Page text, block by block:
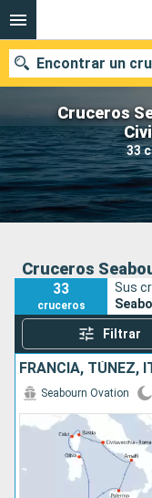
Cruceros
33
Encontrar un
Nuestros destinos
Fecha de salida
Cruceros
33
cruceros
Sus
Filtrar
FRANCIA, TÚNEZ,
Seabourn Ovation